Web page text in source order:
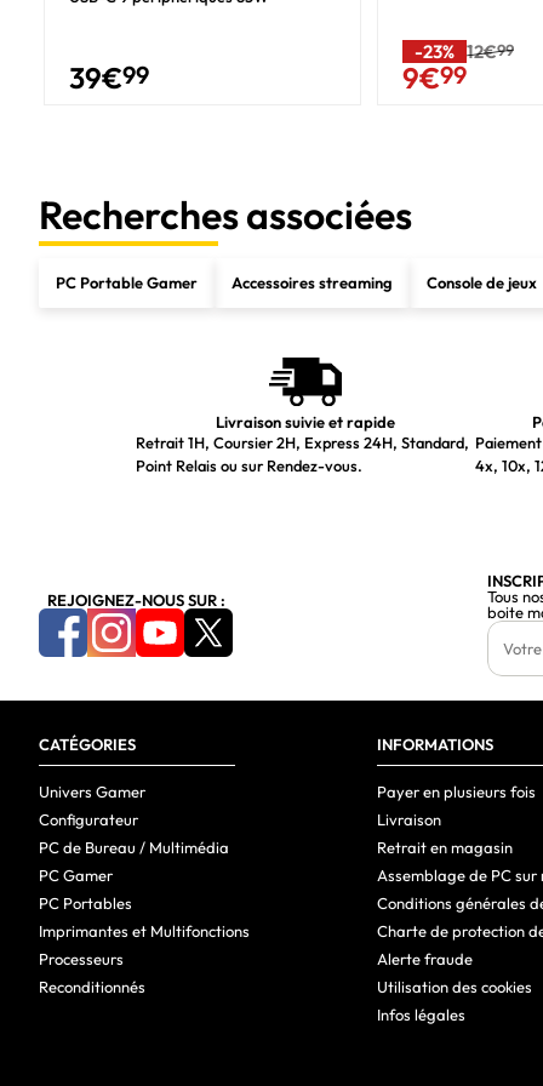
Mémoire cache du processeur
Puissance maximum du turbo
Mémoire
Mémoire interne
Configuration de la mémoire (fente x taille)
Supports de stockage
Capacité SDD totale
Nombre de SSD installés
Capacité du Solid State Drive (SSD)
Interface du Solid State Drive (SSD)
NVMe
Lecteur optique
Graphique
Carte graphique intégrée
39€99
-23% 12€99
9€99
Recherches associées
PC Portable Gamer Accessoires streaming Console de jeux
Livraison suivie et rapide
Retrait 1H, Coursier 2H, Express 24H, Standard,
Point Relais ou sur Rendez-vous.
4x, 10x,
REJOIGNEZ-NOUS SUR :
Tous
boite
CATÉGORIES
Univers Gamer
Configurateur
PC de Bureau / Multimédia
PC Gamer
PC Portables
Imprimantes et Multifonctions
Processeurs
Reconditionnés
INFORMATIONS
Payer en plusieurs fois
Livraison
Retrait en magasin
Assemblage de PC sur
Conditions générales
Charte de protection
Alerte fraude
Utilisation des cookies
Infos légales